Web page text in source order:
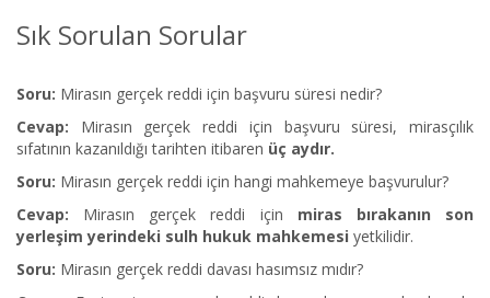
Sık Sorulan Sorular
Soru: Mirasın gerçek reddi için başvuru süresi nedir?
Cevap: Mirasın gerçek reddi için başvuru süresi, mirasçılık
sıfatının kazanıldığı tarihten itibaren üç aydır.
Soru: Mirasın gerçek reddi için hangi mahkemeye başvurulur?
Cevap: Mirasın gerçek reddi için miras bırakanın son
yerleşim yerindeki sulh hukuk mahkemesi yetkilidir.
Soru: Mirasın gerçek reddi davası hasımsız mıdır?